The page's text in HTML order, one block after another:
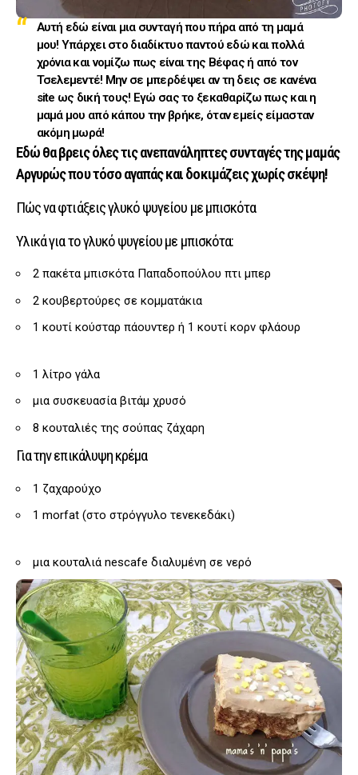
Αυτή εδώ είναι μια συνταγή που πήρα από τη μαμά
μου! Υπάρχει στο διαδίκτυο παντού εδώ και πολλά
χρόνια και νομίζω πως είναι της Βέφας ή από τον
Τσελεμεντέ! Μην σε μπερδέψει αν τη δεις σε κανένα
site ως δική τους! Εγώ σας το ξεκαθαρίζω πως και η
μαμά μου από κάπου την βρήκε, όταν εμείς είμασταν
ακόμη μωρά!
Εδώ θα βρεις όλες τις ανεπανάληπτες συνταγές της μαμάς
Αργυρώς που τόσο αγαπάς και δοκιμάζεις χωρίς σκέψη!
Πώς να φτιάξεις γλυκό ψυγείου με μπισκότα
Υλικά για το γλυκό ψυγείου με μπισκότα:
2 πακέτα μπισκότα Παπαδοπούλου πτι μπερ
2 κουβερτούρες σε κομματάκια
1 κουτί κούσταρ πάουντερ ή 1 κουτί κορν φλάουρ
1 λίτρο γάλα
μια συσκευασία βιτάμ χρυσό
8 κουταλιές της σούπας ζάχαρη
Για την επικάλυψη κρέμα
1 ζαχαρούχο
1 morfat (στο στρόγγυλο τενεκεδάκι)
μια κουταλιά nescafe διαλυμένη σε νερό